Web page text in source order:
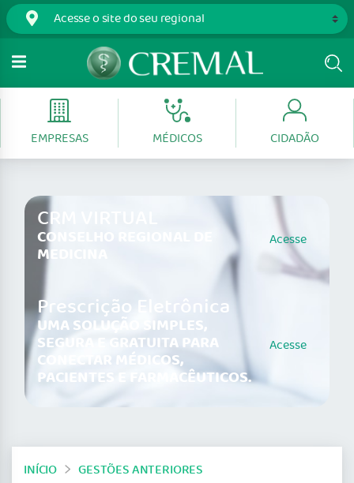
EMPRESAS MÉDICOS CIDADÃO
CRM VIRTUAL
CONSELHO REGIONAL DE
MEDICINA
Acesse
Prescrição Eletrônica
UMA SOLUÇÃO SIMPLES,
SEGURA E GRATUITA PARA
CONECTAR MÉDICOS,
PACIENTES E FARMACÊUTICOS.
Acesse
INÍCIO
GESTÕES ANTERIORES